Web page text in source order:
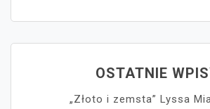
OSTATNIE
„Złoto i zemsta” Lyssa